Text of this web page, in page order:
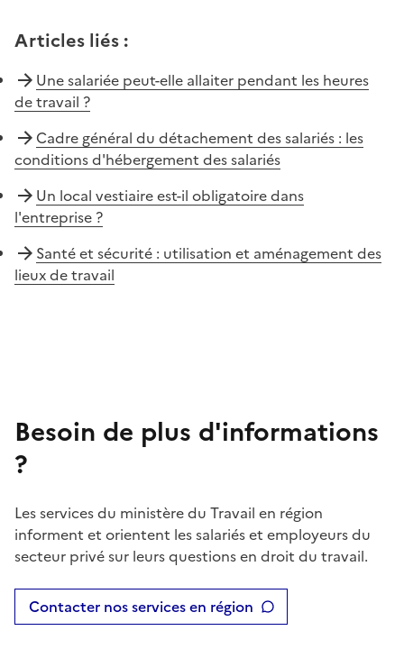
Articles liés :
Une salariée peut-elle allaiter pendant les heures
de travail ?
Cadre général du détachement des salariés : les
conditions d'hébergement des salariés
Un local vestiaire est-il obligatoire dans
l'entreprise ?
Santé et sécurité : utilisation et aménagement des
lieux de travail
Besoin de plus d'informations
?
Les services du ministère du Travail en région
informent et orientent les salariés et employeurs du
secteur privé sur leurs questions en droit du travail.
Contacter nos services en région